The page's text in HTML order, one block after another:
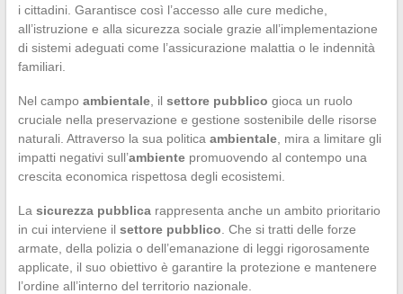
i cittadini. Garantisce così l’accesso alle cure mediche,
all’istruzione e alla sicurezza sociale grazie all’implementazione
di sistemi adeguati come l’assicurazione malattia o le indennità
familiari.
Nel campo ambientale, il settore pubblico gioca un ruolo
cruciale nella preservazione e gestione sostenibile delle risorse
naturali. Attraverso la sua politica ambientale, mira a limitare gli
impatti negativi sull’ambientepromuovendo al contempo una
crescita economica rispettosa degli ecosistemi.
La sicurezza pubblicarappresenta anche un ambito prioritario
in cui interviene il settore pubblico . Che si tratti delle forze
armate, della polizia o dell’emanazione di leggi rigorosamente
applicate, il suo obiettivo è garantire la protezione e mantenere
l’ordine all’interno del territorio nazionale.